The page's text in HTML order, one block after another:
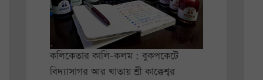
কলিকেতার কালি-কলম : বুকপকেটে
বিদ্যাসাগর আর খাতায় শ্রী কাক্কেশ্বর